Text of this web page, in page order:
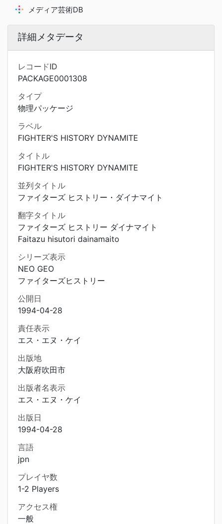
メディア芸術DB
詳細メタデータ
レコードID
PACKAGE0001308
タイプ
物理パッケージ
ラベル
FIGHTER'S HISTORY DYNAMITE
タイトル
FIGHTER'S HISTORY DYNAMITE
並列タイトル
ファイターズ ヒストリー・ダイナマイト
翻字タイトル
ファイターズ ヒストリー ダイナマイト
Faitazu hisutori dainamaito
シリーズ表示
NEO GEO
ファイターズヒストリー
公開日
1994-04-28
責任表示
エス・エヌ・ケイ
出版地
大阪府吹田市
出版者名表示
エス・エヌ・ケイ
出版日
1994-04-28
言語
jpn
プレイヤ数
1-2 Players
アクセス権
一般